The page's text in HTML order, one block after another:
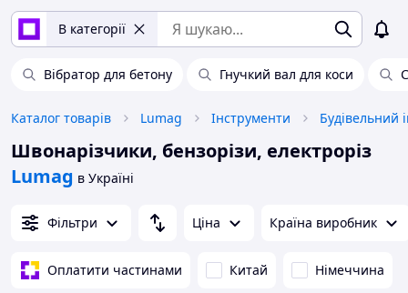
В категорії
Вібратор для бетону Гнучкий вал для коси
Каталог товарів Lumag Інструменти Будівельний
Швонарізчики, бензорізи, електроріз
Lumag в Україні
Фільтри Ціна Країна виробник
Оплатити частинами Китай Німеччина